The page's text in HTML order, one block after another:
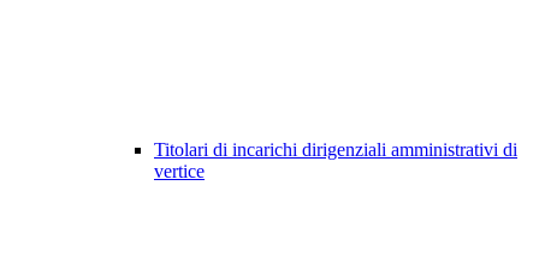
Titolari di incarichi dirigenziali amministrativi di
vertice